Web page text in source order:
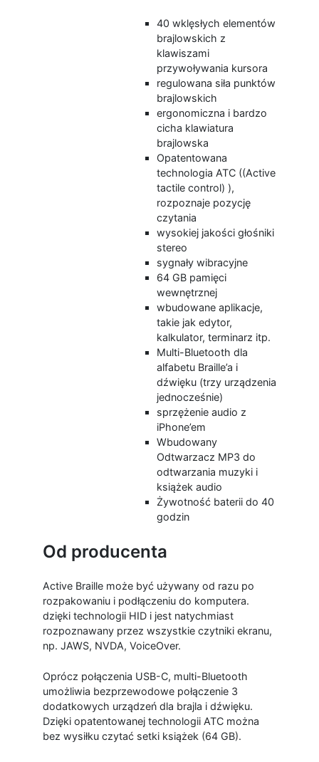
40 wklęsłych elementów
brajlowskich z
klawiszami
przywoływania kursora
regulowana siła punktów
brajlowskich
ergonomiczna i bardzo
cicha klawiatura
brajlowska
Opatentowana
technologia ATC ((Active
tactile control) ),
rozpoznaje pozycję
czytania
wysokiej jakości głośniki
stereo
sygnały wibracyjne
64 GB pamięci
wewnętrznej
wbudowane aplikacje,
takie jak edytor,
kalkulator, terminarz itp.
Multi-Bluetooth dla
alfabetu Braille’a i
dźwięku (trzy urządzenia
jednocześnie)
sprzężenie audio z
iPhone’em
Wbudowany
Odtwarzacz MP3 do
odtwarzania muzyki i
książek audio
Żywotność baterii do 40
godzin
Od producenta
Active Braille może być używany od razu po
rozpakowaniu i podłączeniu do komputera.
dzięki technologii HID i jest natychmiast
rozpoznawany przez wszystkie czytniki ekranu,
np. JAWS, NVDA, VoiceOver.
Oprócz połączenia USB-C, multi-Bluetooth
umożliwia bezprzewodowe połączenie 3
dodatkowych urządzeń dla brajla i dźwięku.
Dzięki opatentowanej technologii ATC można
bez wysiłku czytać setki książek (64 GB).